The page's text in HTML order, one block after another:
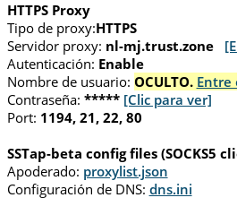
HTTPS Proxy
Tipo de proxy:HTTPS
Servidor proxy: nl-mj.trust.zone
Autenticación: Enable
Nombre de usuario: OCULTO. Entre
Contraseña: ***** [Clic para ver]
Port: 1194, 21, 22, 80
SSTap-beta config files (SOCKS5
Apoderado: proxylist.json
Configuración de DNS: dns.ini